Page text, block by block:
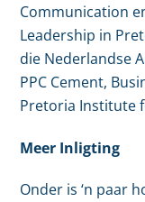
Communication
Leadership in
die Nederlandse
PPC Cement,
Pretoria Institute
Meer Inligting
Onder is ‘n paar